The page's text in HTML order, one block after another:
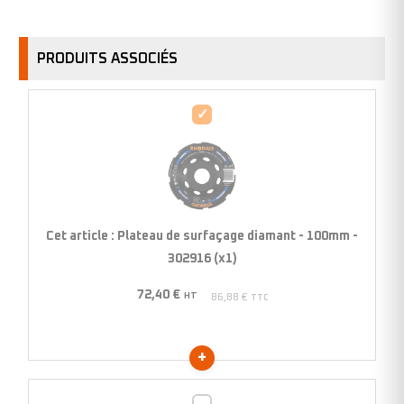
PRODUITS ASSOCIÉS
Plateau
surfaçage
diamant
-
(x1)
Cet article : Plateau de surfaçage diamant - 100mm -
302916 (x1)
72,40 € HT 86,88 € TTC